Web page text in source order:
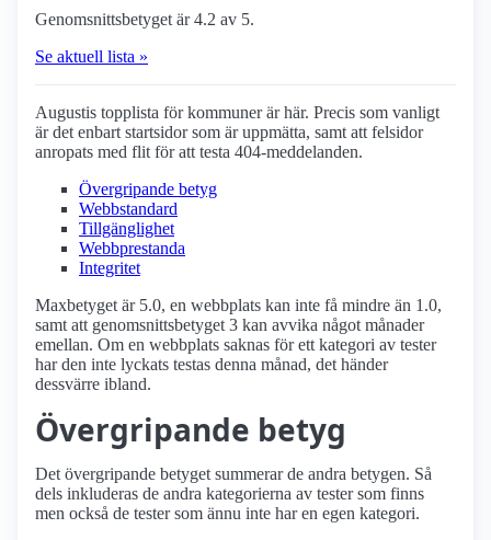
Genomsnittsbetyget är 4.2 av 5.
Se aktuell lista »
Augustis topplista för kommuner är här. Precis som vanligt
är det enbart startsidor som är uppmätta, samt att felsidor
anropats med flit för att testa 404-meddelanden.
Övergripande betyg
Webbstandard
Tillgänglighet
Webbprestanda
Integritet
Maxbetyget är 5.0, en webbplats kan inte få mindre än 1.0,
samt att genomsnittsbetyget 3 kan avvika något månader
emellan. Om en webbplats saknas för ett kategori av tester
har den inte lyckats testas denna månad, det händer
dessvärre ibland.
Övergripande betyg
Det övergripande betyget summerar de andra betygen. Så
dels inkluderas de andra kategorierna av tester som finns
men också de tester som ännu inte har en egen kategori.